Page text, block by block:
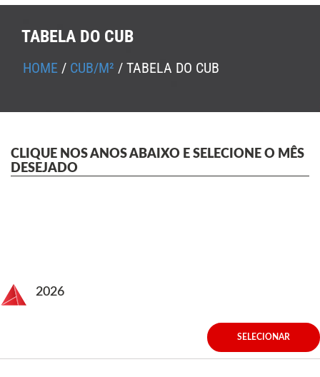
TABELA DO CUB
HOME / CUB/M² / TABELA DO CUB
CLIQUE NOS ANOS ABAIXO E SELECIONE O MÊS
DESEJADO
2026
SELECIONAR